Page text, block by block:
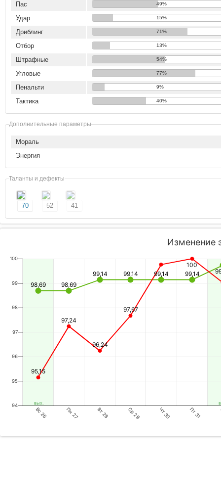
Пас 49%
Удар 15%
Дриблинг 71%
Отбор 13%
Штрафные 54%
Угловые 77%
Пенальти 9%
Тактика 40%
Дополнительные параметры
Мораль
Энергия
Таланты и дефекты
70 52 41
вых.
Изменение
98,69 98,69
99,14 99,14 99,14 99,14
95,15
97,24
96,24
97,67
100
Вс 26 Пн 27 Вт 28 Ср 29 Чт 30 Пт 31
94
95
96
97
98
99
100